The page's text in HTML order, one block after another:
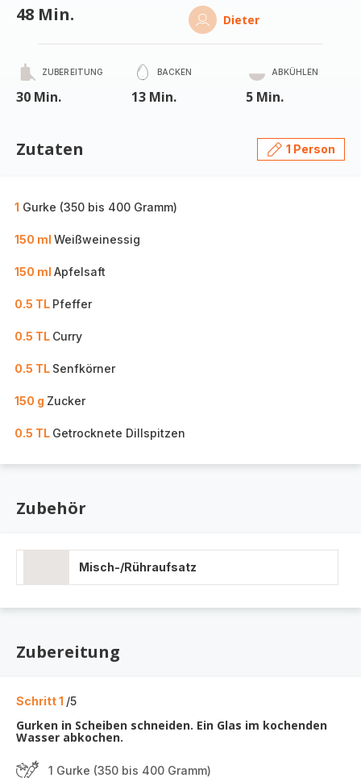
48 Min. Dieter
ZUBEREITUNG
30 Min.
BACKEN
13 Min.
ABKÜHLEN
5 Min.
Zutaten 1 Person
1 Gurke (350 bis 400 Gramm)
150 ml Weißweinessig
150 ml Apfelsaft
0.5 TL Pfeffer
0.5 TL Curry
0.5 TL Senfkörner
150 g Zucker
0.5 TL Getrocknete Dillspitzen
Zubehör
Misch-/Rühraufsatz
Zubereitung
Schritt 1 /5
Gurken in Scheiben schneiden. Ein Glas im kochenden
Wasser abkochen.
1 Gurke (350 bis 400 Gramm)